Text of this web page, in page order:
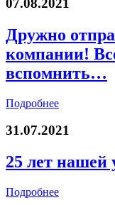
07.08.2021
Дружно
компании!
вспомнить…
Подробнее
31.07.2021
25 лет нашей
Подробнее